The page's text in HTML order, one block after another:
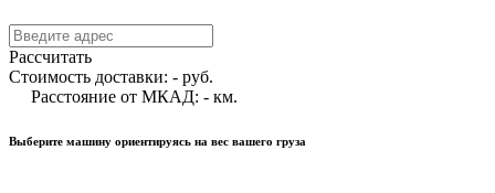
Рассчитать
Стоимость доставки: - руб.
Расстояние от МКАД: - км.
Выберите машину ориентируясь на вес вашего груза